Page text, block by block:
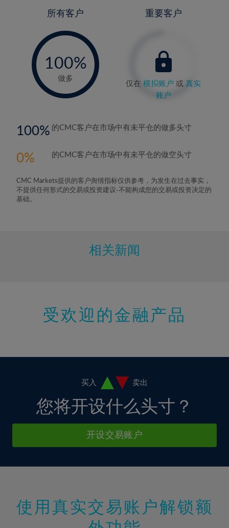
所有客户
100%
做多
重要客户
仅在模拟账户 或真实
账户
100 的CMC客户在市场中有未平仓的做多头寸
0 的CMC客户在市场中有未平仓的做空头寸
CMC Markets提供的客户舆情指标仅供参考，为发生在过去事实，
不提供任何形式的交易或投资建议-不能构成您的交易或投资决定的
基础。
相关新闻
受欢迎的金融产品
买入 卖出
您将开设什么头寸？
开设交易账户
使用真实交易账户解锁额